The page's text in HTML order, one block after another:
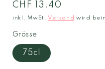
Normaler
Preis
CHF 13.40
inkl. MwSt.Versand wird
Grösse
75cl